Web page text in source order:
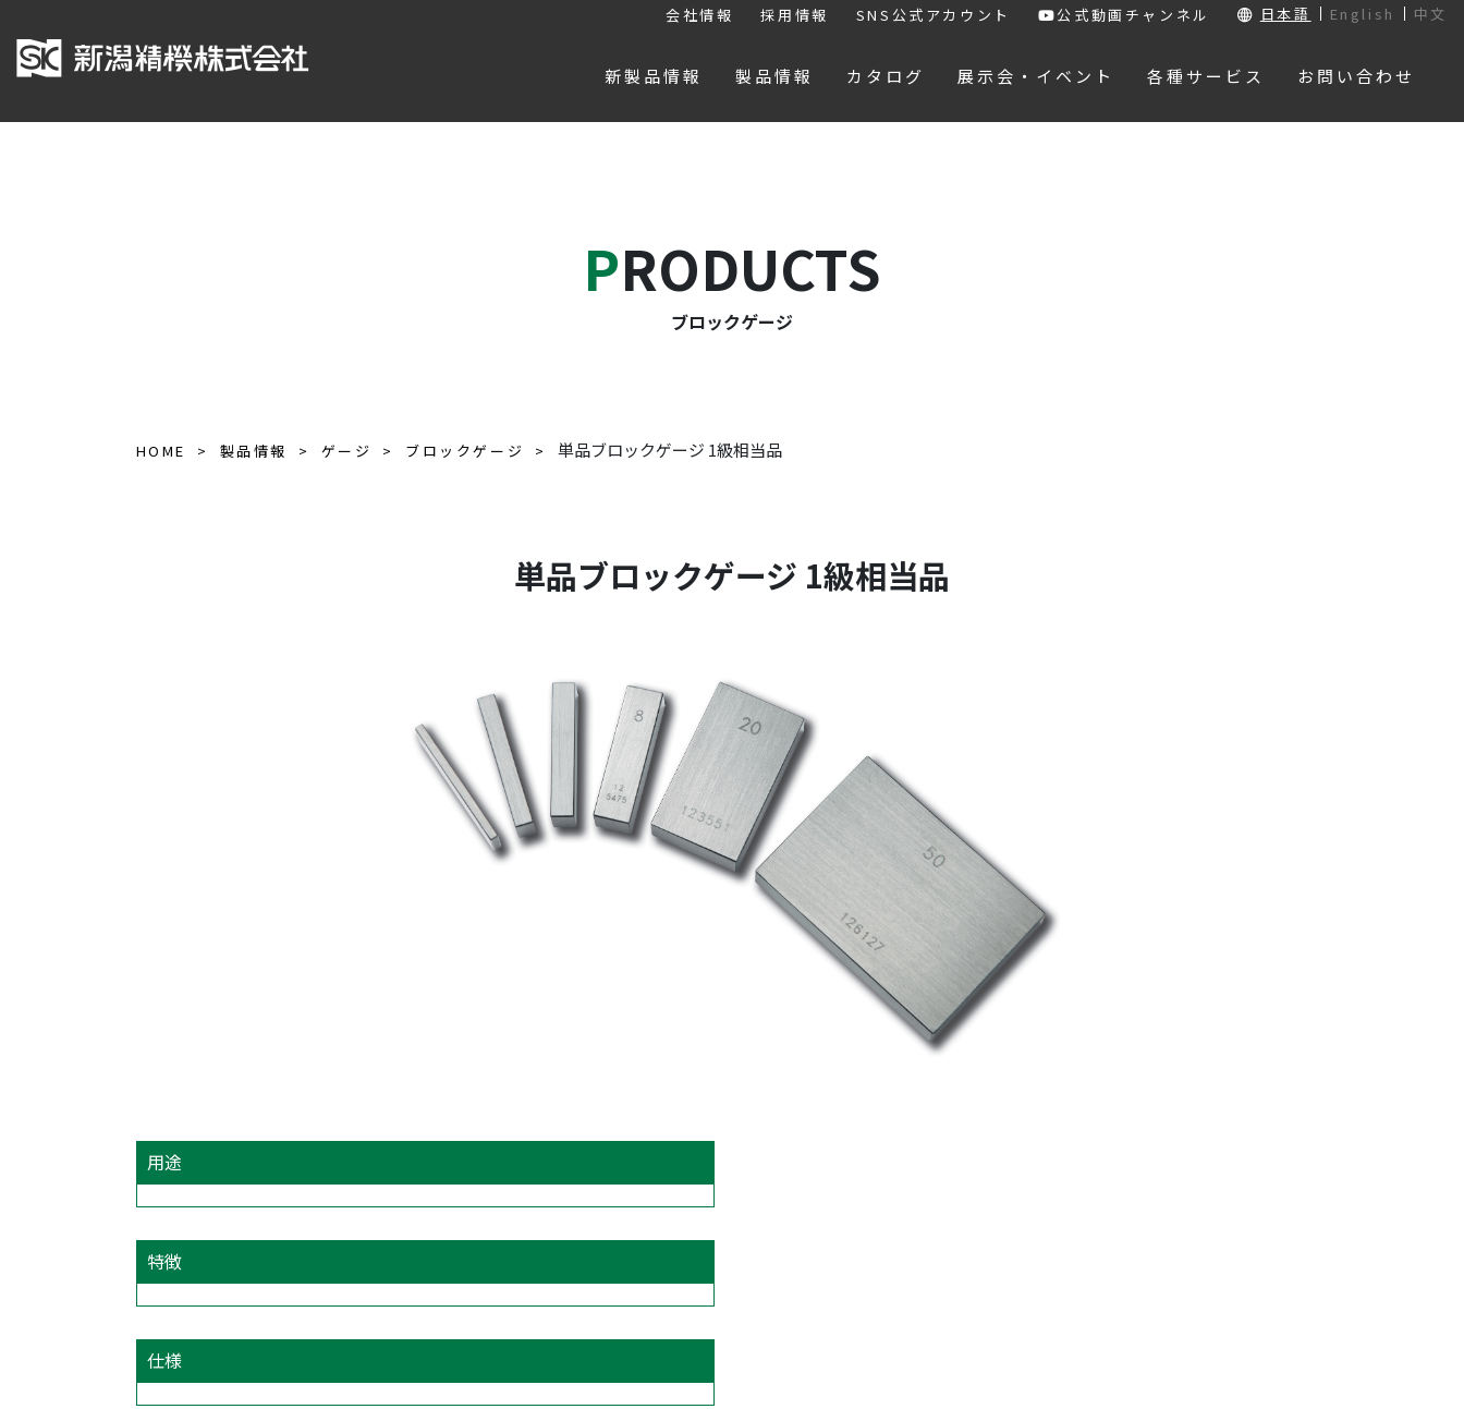
会社情報 採用情報 SNS公式アカウント 公式動画チャンネル 日本語 English 中文
新製品情報 製品情報 カタログ 展示会・イベント 各種サービス お問い合わせ
PRODUCTS
ブロックゲージ
HOME 製品情報 ゲージ ブロックゲージ 単品ブロックゲージ 1級相当品
単品ブロックゲージ 1級相当品
用途
特徴
仕様